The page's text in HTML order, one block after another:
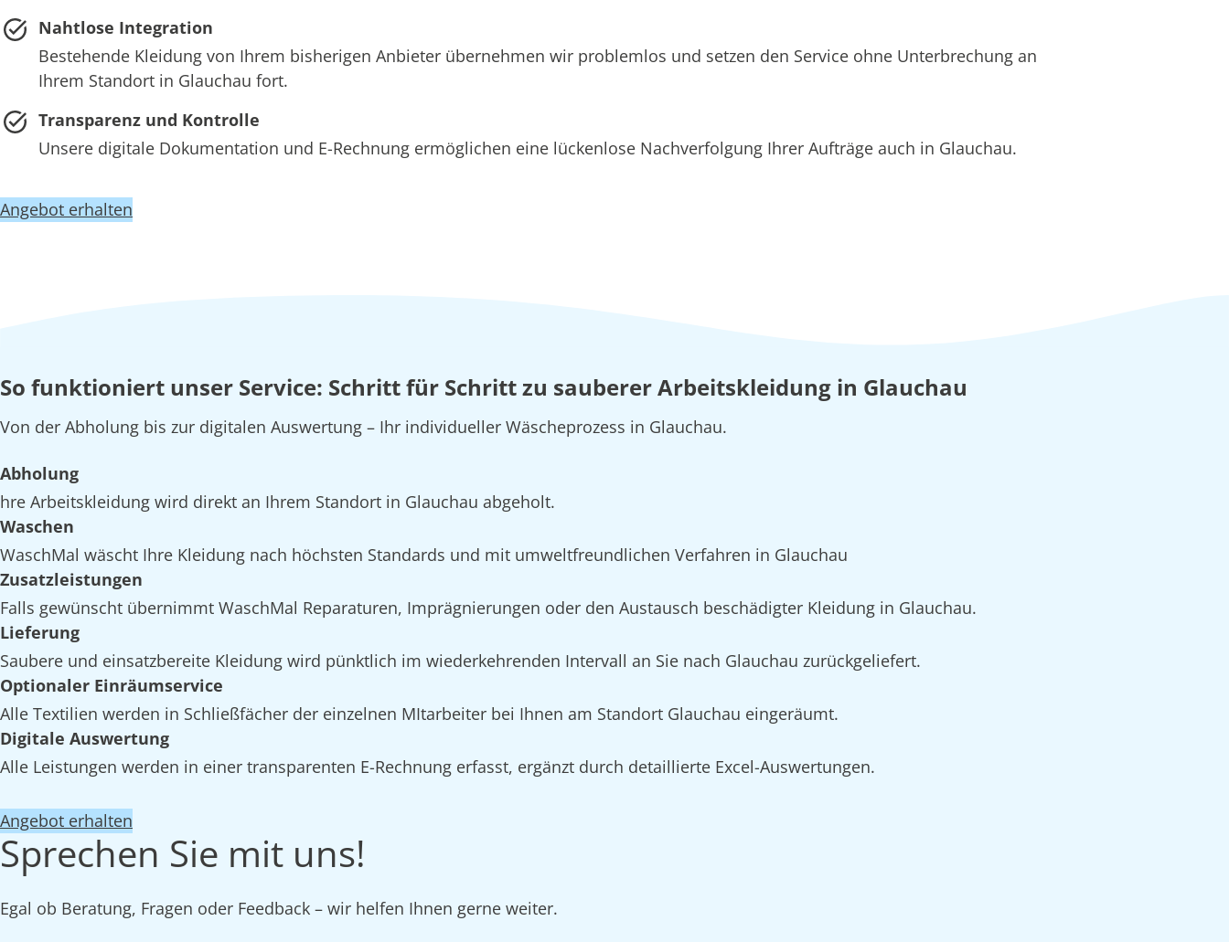
Nahtlose Integration
Bestehende Kleidung von Ihrem bisherigen Anbieter übernehmen wir problemlos und setzen den Service ohne Unterbrechung an
Ihrem Standort in Glauchau fort.
Transparenz und Kontrolle
Unsere digitale Dokumentation und E-Rechnung ermöglichen eine lückenlose Nachverfolgung Ihrer Aufträge auch in Glauchau.
Angebot erhalten
So funktioniert unser Service: Schritt für Schritt zu sauberer Arbeitskleidung in Glauchau
Von der Abholung bis zur digitalen Auswertung – Ihr individueller Wäscheprozess in Glauchau.
Abholung
hre Arbeitskleidung wird direkt an Ihrem Standort in Glauchau abgeholt.
Waschen
WaschMal wäscht Ihre Kleidung nach höchsten Standards und mit umweltfreundlichen Verfahren in Glauchau
Zusatzleistungen
Falls gewünscht übernimmt WaschMal Reparaturen, Imprägnierungen oder den Austausch beschädigter Kleidung in Glauchau.
Lieferung
Saubere und einsatzbereite Kleidung wird pünktlich im wiederkehrenden Intervall an Sie nach Glauchau zurückgeliefert.
Optionaler Einräumservice
Alle Textilien werden in Schließfächer der einzelnen MItarbeiter bei Ihnen am Standort Glauchau eingeräumt.
Digitale Auswertung
Alle Leistungen werden in einer transparenten E-Rechnung erfasst, ergänzt durch detaillierte Excel-Auswertungen.
Angebot erhalten
Sprechen Sie mit uns!
Egal ob Beratung, Fragen oder Feedback – wir helfen Ihnen gerne weiter.